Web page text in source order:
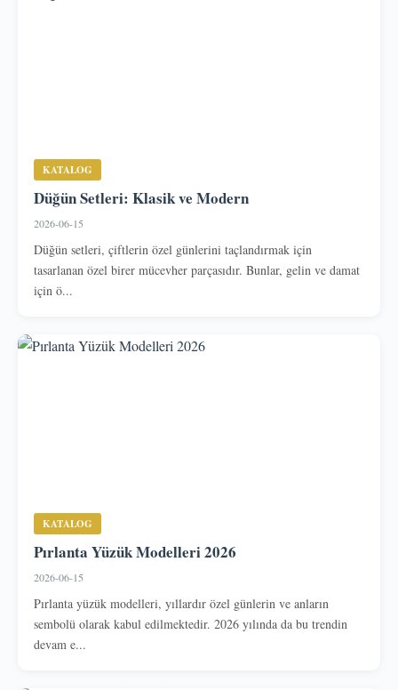
KATALOG
Düğün Setleri: Klasik ve Modern
2026-06-15
Düğün setleri, çiftlerin özel günlerini taçlandırmak için
tasarlanan özel birer mücevher parçasıdır. Bunlar, gelin ve damat
için ö...
KATALOG
Pırlanta Yüzük Modelleri 2026
2026-06-15
Pırlanta yüzük modelleri, yıllardır özel günlerin ve anların
sembolü olarak kabul edilmektedir. 2026 yılında da bu trendin
devam e...